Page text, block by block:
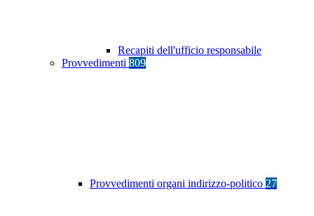
Recapiti dell'ufficio responsabile
Provvedimenti 809
Provvedimenti organi indirizzo-politico 27